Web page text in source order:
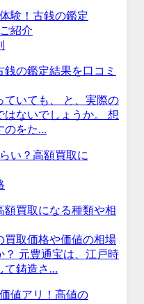
の鑑定結果を口コミ
ていても、 と、実際の
ないでしょうか。 想
のをた...
額買取になる種類や相
買取価格や価値の相場
？ 元豊通宝は、江戸時
て鋳造さ...